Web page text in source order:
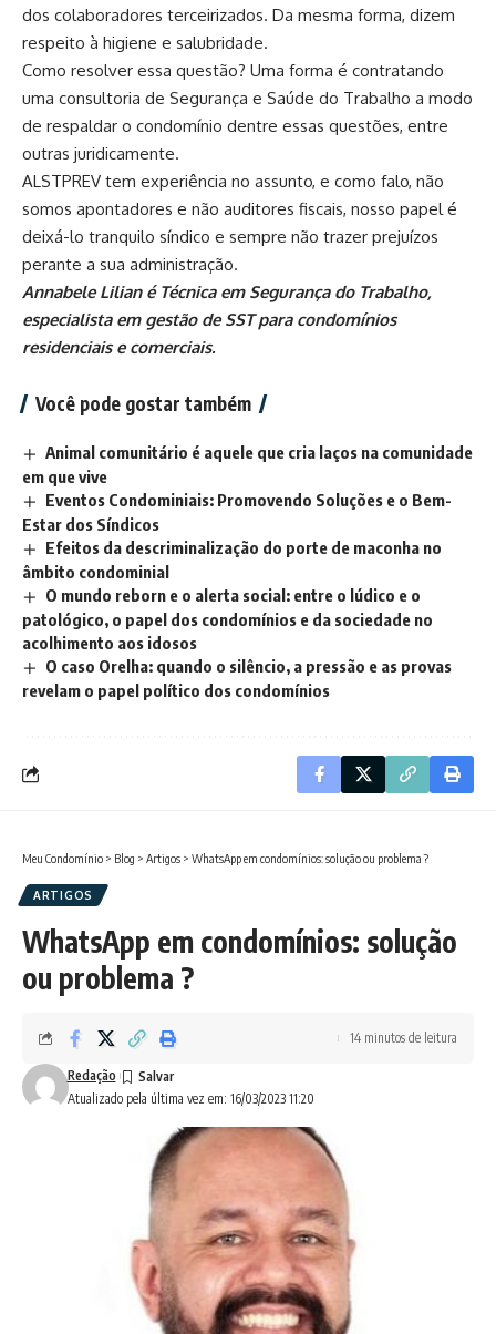
dos colaboradores terceirizados. Da mesma forma, dizem
respeito à higiene e salubridade.
Como resolver essa questão? Uma forma é contratando
uma consultoria de Segurança e Saúde do Trabalho a modo
de respaldar o condomínio dentre essas questões, entre
outras juridicamente.
ALSTPREV tem experiência no assunto, e como falo, não
somos apontadores e não auditores fiscais, nosso papel é
deixá-lo tranquilo síndico e sempre não trazer prejuízos
perante a sua administração.
Annabele Lilian é Técnica em Segurança do Trabalho,
especialista em gestão de SST para condomínios
residenciais e comerciais.
Você pode gostar também
Animal comunitário é aquele que cria laços na comunidade
em que vive
Eventos Condominiais: Promovendo Soluções e o Bem-
Estar dos Síndicos
Efeitos da descriminalização do porte de maconha no
âmbito condominial
O mundo reborn e o alerta social: entre o lúdico e o
patológico, o papel dos condomínios e da sociedade no
acolhimento aos idosos
O caso Orelha: quando o silêncio, a pressão e as provas
revelam o papel político dos condomínios
Meu Condomínio > Blog > Artigos > WhatsApp em condomínios: solução ou problema ?
ARTIGOS
WhatsApp em condomínios: solução
ou problema ?
Atualizado pela última vez em: 16/03/2023 11:20
Redação
14 minutos de leitura